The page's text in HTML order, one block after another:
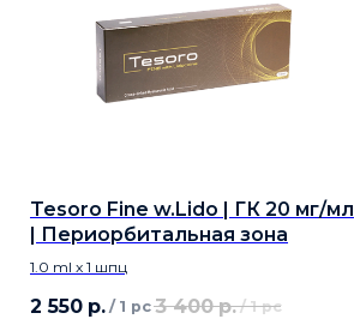
Tesoro Fine w.Lido | ГК 20 мг/мл
| Периорбитальная зона
1.0 ml x 1 шпц
2 550 р. / 1 pc 3 400 р. / 1 pc